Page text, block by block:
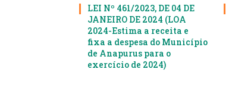
LEI Nº 461/2023, DE 04 DE
JANEIRO DE 2024 (LOA
2024-Estima a receita e
fixa a despesa do Município
de Anapurus para o
exercício de 2024)